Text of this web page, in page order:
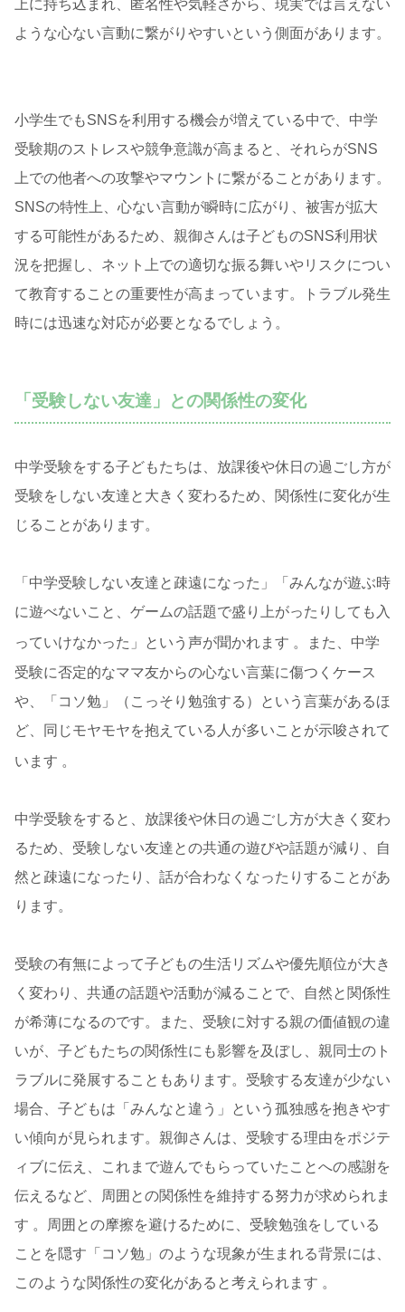
上に持ち込まれ、匿名性や気軽さから、現実では言えない
ような心ない言動に繋がりやすいという側面があります。
小学生でもSNSを利用する機会が増えている中で、中学
受験期のストレスや競争意識が高まると、それらがSNS
上での他者への攻撃やマウントに繋がることがあります。
SNSの特性上、心ない言動が瞬時に広がり、被害が拡大
する可能性があるため、親御さんは子どものSNS利用状
況を把握し、ネット上での適切な振る舞いやリスクについ
て教育することの重要性が高まっています。トラブル発生
時には迅速な対応が必要となるでしょう。
「受験しない友達」との関係性の変化
中学受験をする子どもたちは、放課後や休日の過ごし方が
受験をしない友達と大きく変わるため、関係性に変化が生
じることがあります。
「中学受験しない友達と疎遠になった」「みんなが遊ぶ時
に遊べないこと、ゲームの話題で盛り上がったりしても入
っていけなかった」という声が聞かれます 。また、中学
受験に否定的なママ友からの心ない言葉に傷つくケース
や、「コソ勉」（こっそり勉強する）という言葉があるほ
ど、同じモヤモヤを抱えている人が多いことが示唆されて
います 。
中学受験をすると、放課後や休日の過ごし方が大きく変わ
るため、受験しない友達との共通の遊びや話題が減り、自
然と疎遠になったり、話が合わなくなったりすることがあ
ります。
受験の有無によって子どもの生活リズムや優先順位が大き
く変わり、共通の話題や活動が減ることで、自然と関係性
が希薄になるのです。また、受験に対する親の価値観の違
いが、子どもたちの関係性にも影響を及ぼし、親同士のト
ラブルに発展することもあります。受験する友達が少ない
場合、子どもは「みんなと違う」という孤独感を抱きやす
い傾向が見られます。親御さんは、受験する理由をポジテ
ィブに伝え、これまで遊んでもらっていたことへの感謝を
伝えるなど、周囲との関係性を維持する努力が求められま
す 。周囲との摩擦を避けるために、受験勉強をしている
ことを隠す「コソ勉」のような現象が生まれる背景には、
このような関係性の変化があると考えられます 。